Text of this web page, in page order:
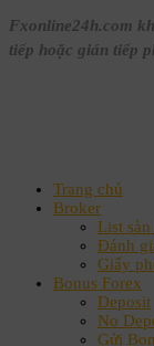
Fxonline24h.com
tiếp hoặc gián tiếp
Trang chủ
Broker
List
Đánh
Giấy
Bonus Forex
Deposit
No
Gửi